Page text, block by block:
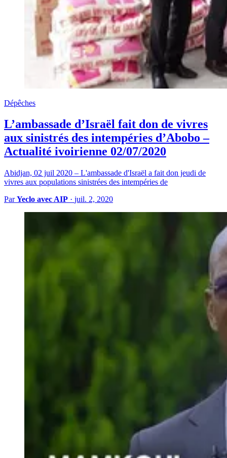
Dépêches
L’ambassade d’Israël fait don de vivres
aux sinistrés des intempéries d’Abobo –
Actualité ivoirienne 02/07/2020
Abidjan, 02 juil 2020 – L'ambassade d'Israël a fait don jeudi de
vivres aux populations sinistrées des intempéries de
ParYeclo avec AIP · juil. 2, 2020